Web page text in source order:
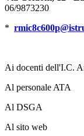
06/9873230
*
Ai docenti dell'I.C.
Al personale ATA
Al DSGA
Al sito web